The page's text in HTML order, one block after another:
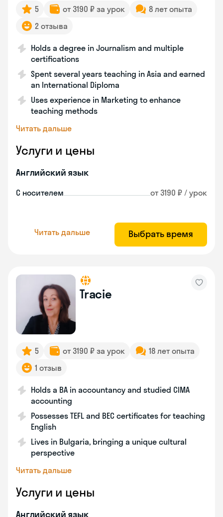
5 от 3190 ₽ за урок
8 лет опыта
2 отзыва
Holds a degree in Journalism and multiple
certifications
Spent several years teaching in Asia and earned
an International Diploma
Uses experience in Marketing to enhance
teaching methods
Читать дальше
Услуги и цены
Английский язык
С носителем от 3190 ₽ / урок
Читать дальше Выбрать время
Tracie
5 от 3190 ₽ за урок
18 лет опыта
1 отзыв
Holds a BA in accountancy and studied CIMA
accounting
Possesses TEFL and BEC certificates for teaching
English
Lives in Bulgaria, bringing a unique cultural
perspective
Читать дальше
Услуги и цены
Английский язык